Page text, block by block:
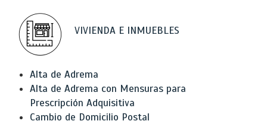
VIVIENDA E INMUEBLES
Alta de Adrema
Alta de Adrema con Mensuras para
Prescripción Adquisitiva
Cambio de Domicilio Postal